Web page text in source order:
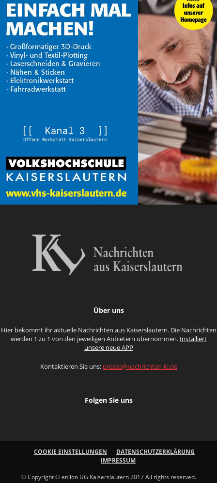
Über uns
Hier bekommt ihr aktuelle Nachrichten aus Kaiserslautern. Die Nachrichten
werden 1 zu 1 von den jeweiligen Anbietern übernommen. Installiert
unsere neue APP
Kontaktieren Sie uns: presse@nachrichten-kl.de
Folgen Sie uns
COOKIE EINSTELLUNGEN
DATENSCHUTZERKLÄRUNG
IMPRESSUM
© Copyright © enilon UG Kaiserslautern 2017 All rights reserved.